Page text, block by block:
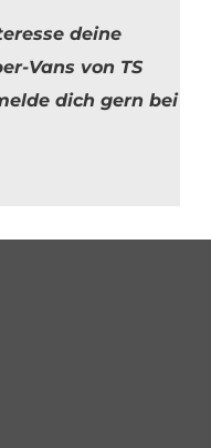
deine
Vans von TS
dich gern bei